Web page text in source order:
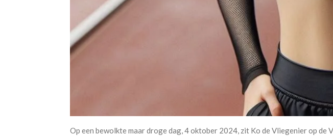
Op een bewolkte maar droge dag, 4 oktober 2024, zit Ko de Vliegenier op de